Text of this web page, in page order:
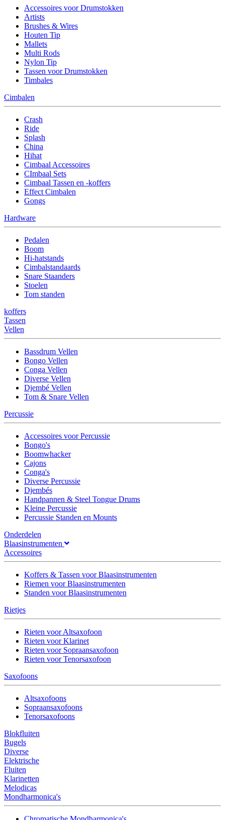
Accessoires voor Drumstokken
Artists
Brushes & Wires
Houten Tip
Mallets
Multi Rods
Nylon Tip
Tassen voor Drumstokken
Timbales
Cimbalen
Crash
Ride
Splash
China
Hihat
Cimbaal Accessoires
CImbaal Sets
Cimbaal Tassen en -koffers
Effect Cimbalen
Gongs
Hardware
Pedalen
Boom
Hi-hatstands
Cimbalstandaards
Snare Staanders
Stoelen
Tom standen
koffers
Tassen
Vellen
Bassdrum Vellen
Bongo Vellen
Conga Vellen
Diverse Vellen
Djembé Vellen
Tom & Snare Vellen
Percussie
Accessoires voor Percussie
Bongo's
Boomwhacker
Cajons
Conga's
Diverse Percussie
Djembés
Handpannen & Steel Tongue Drums
Kleine Percussie
Percussie Standen en Mounts
Onderdelen
Blaasinstrumenten
Accessoires
Koffers & Tassen voor Blaasinstrumenten
Riemen voor Blaasinstrumenten
Standen voor Blaasinstrumenten
Rietjes
Rieten voor Altsaxofoon
Rieten voor Klarinet
Rieten voor Sopraansaxofoon
Rieten voor Tenorsaxofoon
Saxofoons
Altsaxofoons
Sopraansaxofoons
Tenorsaxofoons
Blokfluiten
Bugels
Diverse
Elektrische
Fluiten
Klarinetten
Melodicas
Mondharmonica's